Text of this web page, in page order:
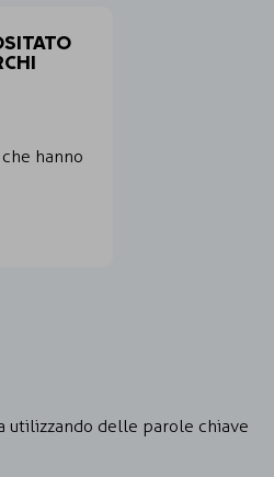
hanno
utilizzando delle parole chiave